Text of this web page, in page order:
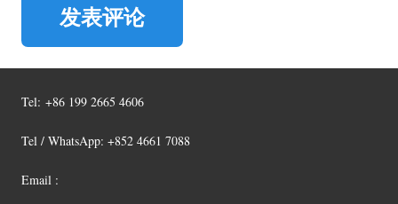
发表评论
Tel: +86 199 2665 4606
Tel / WhatsApp: +852 4661 7088
Email :